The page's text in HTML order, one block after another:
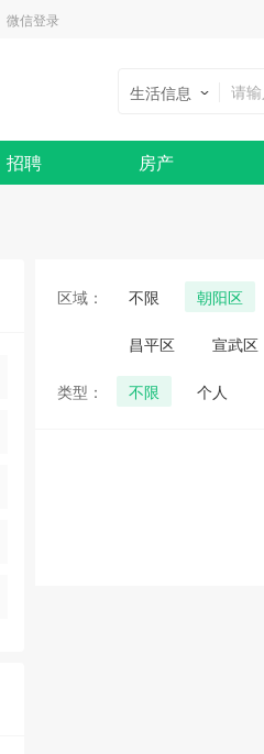
微信登录
生活信息
招聘 房产
区域： 不限 朝阳区
昌平区 宣武区
类型： 不限 个人